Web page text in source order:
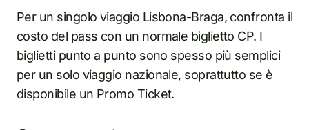
Per un singolo viaggio Lisbona-Braga, confronta il
costo del pass con un normale biglietto CP. I
biglietti punto a punto sono spesso più semplici
per un solo viaggio nazionale, soprattutto se è
disponibile un Promo Ticket.